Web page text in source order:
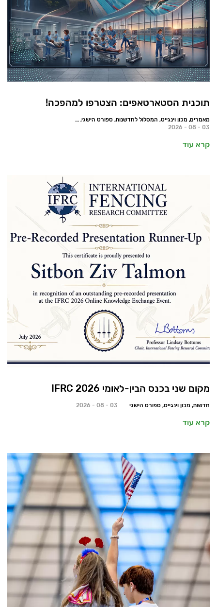
תוכנית הסטארטאפים: הצטרפו למהפכה!
מאמרים, מכון וינגייט, המסלול לחדשנות, ספורט הישגי, חדשות
03 - 08 - 2026
קרא עוד
מקום שני בכנס הבין-לאומי 2026 IFRC
חדשות, מכון וינגייט, ספורט הישגי 03 - 08 - 2026
קרא עוד